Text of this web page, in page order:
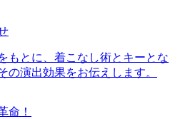
もとに、着こなし術とキーとな
の演出効果をお伝えします。
命！